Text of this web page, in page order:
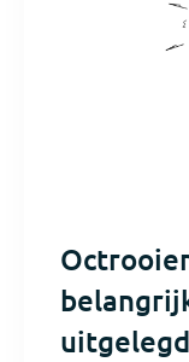
uitgelegd